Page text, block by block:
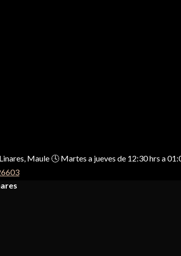
Maule 🕓 Martes a jueves de 12:30 hrs a